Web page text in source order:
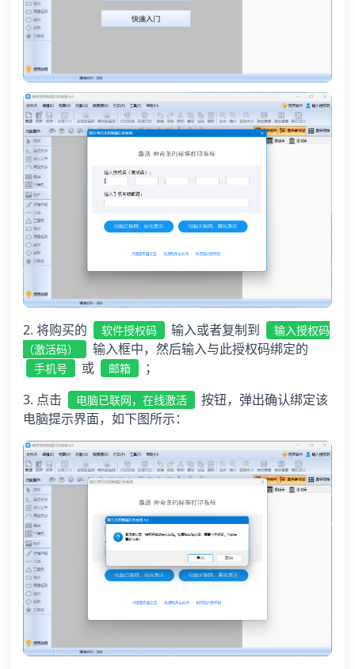
2. 将购买的 软件授权码 输入或者复制到
输入授权码
（激活码）
输入框中，然后输入与此授权码绑定的
手机号 或 邮箱
；
3. 点击
电脑已联网，在线激活
按钮，弹出确认绑定该
电脑提示界面，如下图所示：